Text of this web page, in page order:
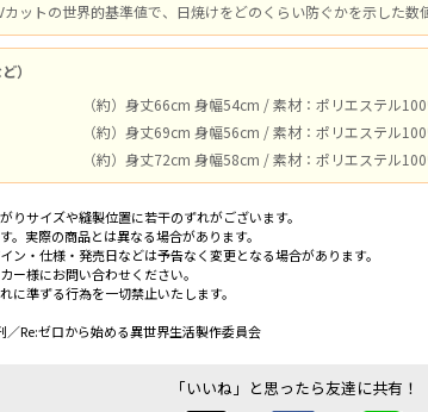
ットの世界的基準値で、日焼けをどのくらい防ぐかを示した数
）
（約）身丈66cm 身幅54cm / 素材：ポリエステル
（約）身丈69cm 身幅56cm / 素材：ポリエステル
（約）身丈72cm 身幅58cm / 素材：ポリエステル
りサイズや縫製位置に若干のずれがございます。
実際の商品とは異なる場合があります。
ン・仕様・発売日などは予告なく変更となる場合があります。
ー様にお問い合わせください。
に準ずる行為を一切禁止いたします。
Re:ゼロから始める異世界生活製作委員会
「いいね」と思ったら友達に共有！